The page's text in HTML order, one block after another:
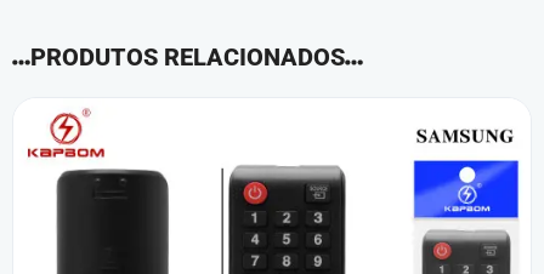
PRODUTOS RELACIONADOS